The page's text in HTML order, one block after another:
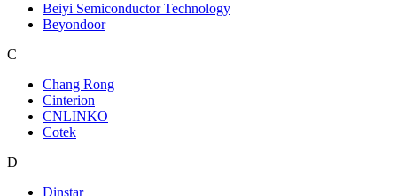
Beiyi Semiconductor Technology
Beyondoor
C
Chang Rong
Cinterion
CNLINKO
Cotek
D
Dinstar